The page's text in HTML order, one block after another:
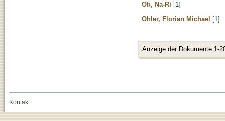
Oh, Na-Ri [1]
Ohler, Florian Michael [1]
Anzeige der Dokumente 1-
Kontakt